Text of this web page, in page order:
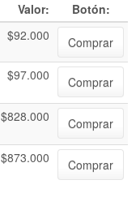
Valor:
Botón:
$92.000
Comprar
$97.000 Comprar
$828.000 Comprar
$873.000 Comprar